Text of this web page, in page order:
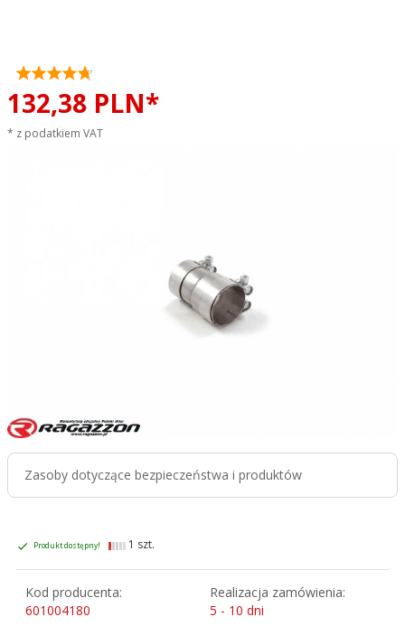
132,38 PLN*
* z podatkiem VAT
Zasoby dotyczące bezpieczeństwa i produktów
Produkt dostępny! 1 szt.
Kod producenta:
601004180
Realizacja zamówienia:
5 - 10 dni